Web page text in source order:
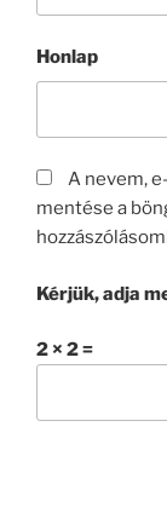
Honlap
A nevem,
mentése a
Kérjük, adja
2 × 2 =